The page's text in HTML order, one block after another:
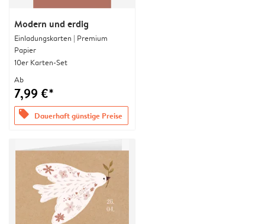
Modern und erdig
Einladungskarten | Premium
Papier
10er Karten-Set
Ab
7,99 €*
offers Dauerhaft günstige Preise